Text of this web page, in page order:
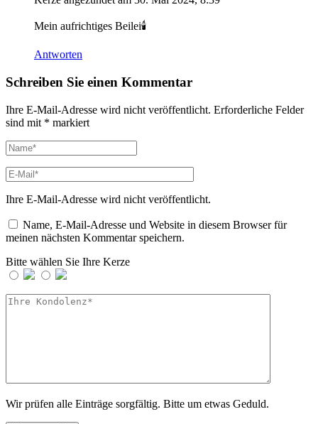
Mein aufrichtiges Beilei🕯
Antworten
Schreiben Sie einen Kommentar
Ihre E-Mail-Adresse wird nicht veröffentlicht. Erforderliche Felder
sind mit * markiert
Ihre E-Mail-Adresse wird nicht veröffentlicht.
Name, E-Mail-Adresse und Website in diesem Browser für
meinen nächsten Kommentar speichern.
Bitte wählen Sie Ihre Kerze
Wir prüfen alle Einträge sorgfältig. Bitte um etwas Geduld.